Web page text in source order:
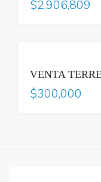
$2,906,809
$300,000